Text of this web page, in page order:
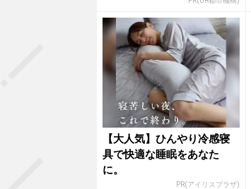
【大人気】ひんやり冷感寝
具で快適な睡眠をあなた
に。
PR(アイリスプラザ)